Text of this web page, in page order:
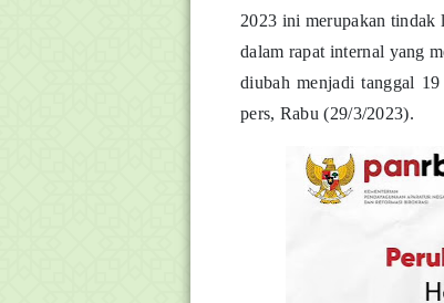
2023 ini merupakan tindak
dalam rapat internal yang
diubah menjadi tanggal
pers, Rabu (29/3/2023).